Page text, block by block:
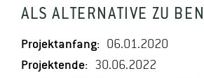
ALS ALTERNATIVE ZU
Projektanfang: 06.01.2020
Projektende: 30.06.2022